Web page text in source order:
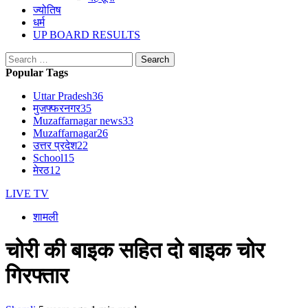
ज्योतिष
धर्म
UP BOARD RESULTS
Search
for:
Popular Tags
Uttar Pradesh36
मुजफ्फरनगर35
Muzaffarnagar news33
Muzaffarnagar26
उत्तर प्रदेश22
School15
मेरठ12
LIVE TV
शामली
चोरी की बाइक सहित दो बाइक चोर
गिरफ्तार